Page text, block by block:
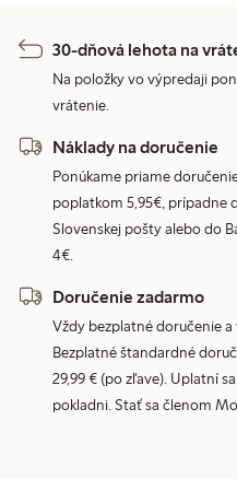
30-dňová lehota na
Na položky vo výpredaji
vrátenie.
Náklady na doručenie
Ponúkame priame
poplatkom 5,95€, prípadne
Slovenskej pošty alebo do
4€.
Doručenie zadarmo
Vždy bezplatné doručenie
Bezplatné štandardné
29,99 € (po zľave). Uplatní
pokladni. Stať sa členom